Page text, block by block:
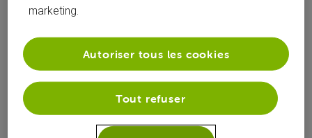
Oldest First
Solution acceptée
marketing.
Tout refuser
Autoriser tous les cookies